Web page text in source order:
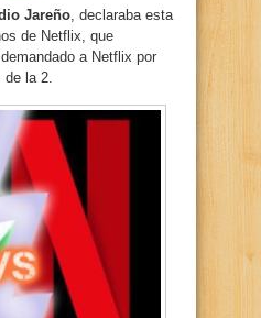
Jareño, declaraba esta
de Netflix, que
a Netflix por
de la 2.